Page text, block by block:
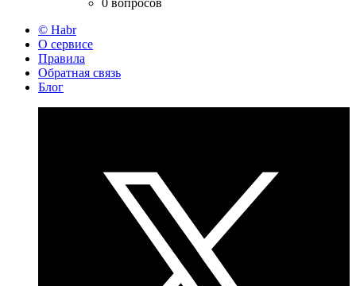
0 вопросов
© Habr
О сервисе
Правила
Обратная связь
Блог